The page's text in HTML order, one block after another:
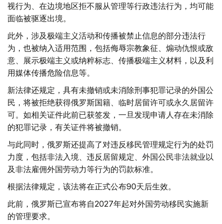
视行为、在边境地区拒不服从管理等行政违法行为，均可能
面临被驱逐出境。
此外，涉及极端主义活动和传播被禁止信息的部分违法行
为，也被纳入适用范围，包括侮辱宗教象征、煽动仇恨或敌
意、展示极端主义或纳粹标志、传播极端主义材料，以及利
用媒体传播危险信息等。
新法律还规定，具有未撤销或未消除刑事犯罪记录的外国公
民，将被拒绝获得俄罗斯国籍、临时居留许可或永久居留许
可。如相关证件此前已获签发，一旦发现申请人存在未消除
的犯罪记录，有关证件将被撤销。
与此同时，俄罗斯还提高了对违反移民管理规定行为的处罚
力度，包括非法入境、违反居留规定、外国公民非法就业以
及非法雇佣外国劳动力等行为的罚款标准。
根据法律规定，该法将在正式公布90天后生效。
此前，俄罗斯已宣布将自2027年起对外国劳动移民实施新
的管理要求。